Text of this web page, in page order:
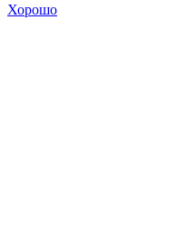
Хорошо